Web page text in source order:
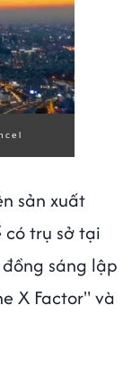
sản xuất
trụ sở tại
sáng lập
X Factor" và